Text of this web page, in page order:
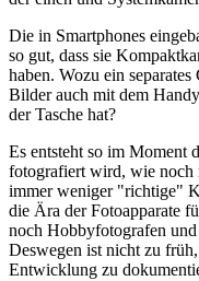
Die in Smartphones
so gut, dass sie
haben. Wozu ein
Bilder auch mit dem
der Tasche hat?
Es entsteht so im Moment
fotografiert wird, wie noch
immer weniger "richtige"
die Ära der Fotoapparate
noch Hobbyfotografen
Deswegen ist nicht zu
Entwicklung zu